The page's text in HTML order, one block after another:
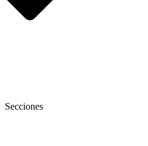
Secciones